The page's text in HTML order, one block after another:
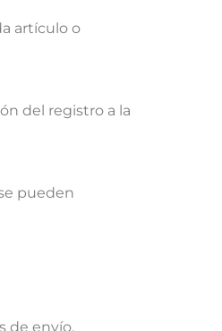
artículo o
del registro a la
pueden
de envío.